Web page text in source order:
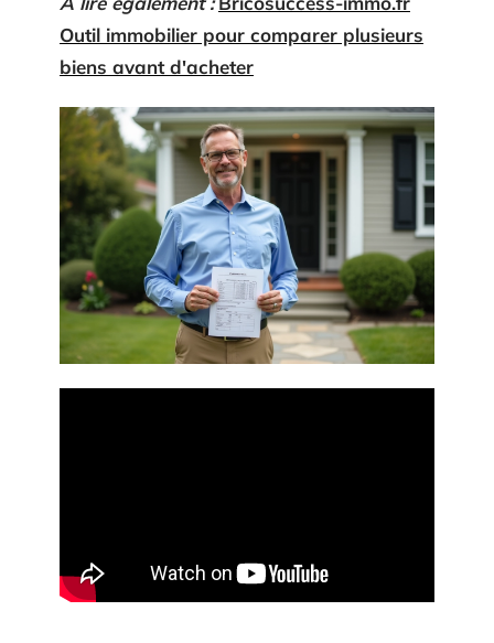
Outil immobilier pour comparer plusieurs
biens avant d'acheter